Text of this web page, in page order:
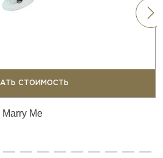
СТОИМОСТЬ
Marry Me